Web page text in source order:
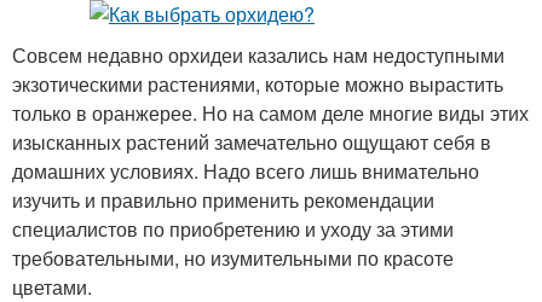
Совсем недавно орхидеи казались нам недоступными
экзотическими растениями, которые можно вырастить
только в оранжерее. Но на самом деле многие виды этих
изысканных растений замечательно ощущают себя в
домашних условиях. Надо всего лишь внимательно
изучить и правильно применить рекомендации
специалистов по приобретению и уходу за этими
требовательными, но изумительными по красоте
цветами.